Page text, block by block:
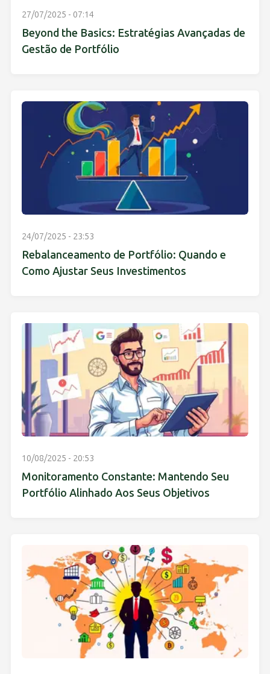
27/07/2025 - 07:14
Beyond the Basics: Estratégias Avançadas de
Gestão de Portfólio
24/07/2025 - 23:53
Rebalanceamento de Portfólio: Quando e
Como Ajustar Seus Investimentos
10/08/2025 - 20:53
Monitoramento Constante: Mantendo Seu
Portfólio Alinhado Aos Seus Objetivos